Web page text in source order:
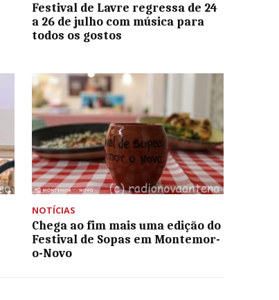
Festival de Lavre regressa de 24
a 26 de julho com música para
todos os gostos
NOTÍCIAS
Chega ao fim mais uma edição do
Festival de Sopas em Montemor-
o-Novo